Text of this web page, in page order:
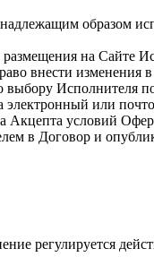
образом
на Сайте
внести
выбору Исполнителя
электронный или
Акцепта условий
в Договор и
регулируется